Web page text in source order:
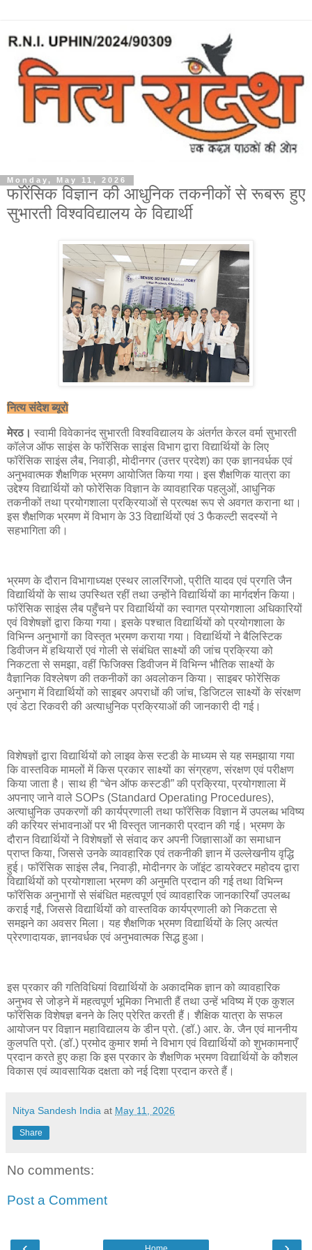
Monday, May 11, 2026
फॉरेंसिक विज्ञान की आधुनिक तकनीकों से रूबरू हुए
सुभारती विश्वविद्यालय के विद्यार्थी
नित्य संदेश ब्यूरो
मेरठ। स्वामी विवेकानंद सुभारती विश्वविद्यालय के अंतर्गत केरल वर्मा सुभारती
कॉलेज ऑफ साइंस के फॉरेंसिक साइंस विभाग द्वारा विद्यार्थियों के लिए
फॉरेंसिक साइंस लैब, निवाड़ी, मोदीनगर (उत्तर प्रदेश) का एक ज्ञानवर्धक एवं
अनुभवात्मक शैक्षणिक भ्रमण आयोजित किया गया। इस शैक्षणिक यात्रा का
उद्देश्य विद्यार्थियों को फोरेंसिक विज्ञान के व्यावहारिक पहलुओं, आधुनिक
तकनीकों तथा प्रयोगशाला प्रक्रियाओं से प्रत्यक्ष रूप से अवगत कराना था।
इस शैक्षणिक भ्रमण में विभाग के 33 विद्यार्थियों एवं 3 फैकल्टी सदस्यों ने
सहभागिता की।
भ्रमण के दौरान विभागाध्यक्ष एस्थर लालरिंगजो, प्रीति यादव एवं प्रगति जैन
विद्यार्थियों के साथ उपस्थित रहीं तथा उन्होंने विद्यार्थियों का मार्गदर्शन किया।
फॉरेंसिक साइंस लैब पहुँचने पर विद्यार्थियों का स्वागत प्रयोगशाला अधिकारियों
एवं विशेषज्ञों द्वारा किया गया। इसके पश्चात विद्यार्थियों को प्रयोगशाला के
विभिन्न अनुभागों का विस्तृत भ्रमण कराया गया। विद्यार्थियों ने बैलिस्टिक
डिवीजन में हथियारों एवं गोली से संबंधित साक्ष्यों की जांच प्रक्रिया को
निकटता से समझा, वहीं फिजिक्स डिवीजन में विभिन्न भौतिक साक्ष्यों के
वैज्ञानिक विश्लेषण की तकनीकों का अवलोकन किया। साइबर फोरेंसिक
अनुभाग में विद्यार्थियों को साइबर अपराधों की जांच, डिजिटल साक्ष्यों के संरक्षण
एवं डेटा रिकवरी की अत्याधुनिक प्रक्रियाओं की जानकारी दी गई।
विशेषज्ञों द्वारा विद्यार्थियों को लाइव केस स्टडी के माध्यम से यह समझाया गया
कि वास्तविक मामलों में किस प्रकार साक्ष्यों का संग्रहण, संरक्षण एवं परीक्षण
किया जाता है। साथ ही “चेन ऑफ कस्टडी” की प्रक्रिया, प्रयोगशाला में
अपनाए जाने वाले SOPs (Standard Operating Procedures),
अत्याधुनिक उपकरणों की कार्यप्रणाली तथा फॉरेंसिक विज्ञान में उपलब्ध भविष्य
की करियर संभावनाओं पर भी विस्तृत जानकारी प्रदान की गई। भ्रमण के
दौरान विद्यार्थियों ने विशेषज्ञों से संवाद कर अपनी जिज्ञासाओं का समाधान
प्राप्त किया, जिससे उनके व्यावहारिक एवं तकनीकी ज्ञान में उल्लेखनीय वृद्धि
हुई। फॉरेंसिक साइंस लैब, निवाड़ी, मोदीनगर के जॉइंट डायरेक्टर महोदय द्वारा
विद्यार्थियों को प्रयोगशाला भ्रमण की अनुमति प्रदान की गई तथा विभिन्न
फॉरेंसिक अनुभागों से संबंधित महत्वपूर्ण एवं व्यावहारिक जानकारियाँ उपलब्ध
कराई गईं, जिससे विद्यार्थियों को वास्तविक कार्यप्रणाली को निकटता से
समझने का अवसर मिला। यह शैक्षणिक भ्रमण विद्यार्थियों के लिए अत्यंत
प्रेरणादायक, ज्ञानवर्धक एवं अनुभवात्मक सिद्ध हुआ।
इस प्रकार की गतिविधियां विद्यार्थियों के अकादमिक ज्ञान को व्यावहारिक
अनुभव से जोड़ने में महत्वपूर्ण भूमिका निभाती हैं तथा उन्हें भविष्य में एक कुशल
फॉरेंसिक विशेषज्ञ बनने के लिए प्रेरित करती हैं। शैक्षिक यात्रा के सफल
आयोजन पर विज्ञान महाविद्यालय के डीन प्रो. (डॉ.) आर. के. जैन एवं माननीय
कुलपति प्रो. (डॉ.) प्रमोद कुमार शर्मा ने विभाग एवं विद्यार्थियों को शुभकामनाएँ
प्रदान करते हुए कहा कि इस प्रकार के शैक्षणिक भ्रमण विद्यार्थियों के कौशल
विकास एवं व्यावसायिक दक्षता को नई दिशा प्रदान करते हैं।
Nitya Sandesh India at May 11, 2026
Share
No comments:
Post a Comment